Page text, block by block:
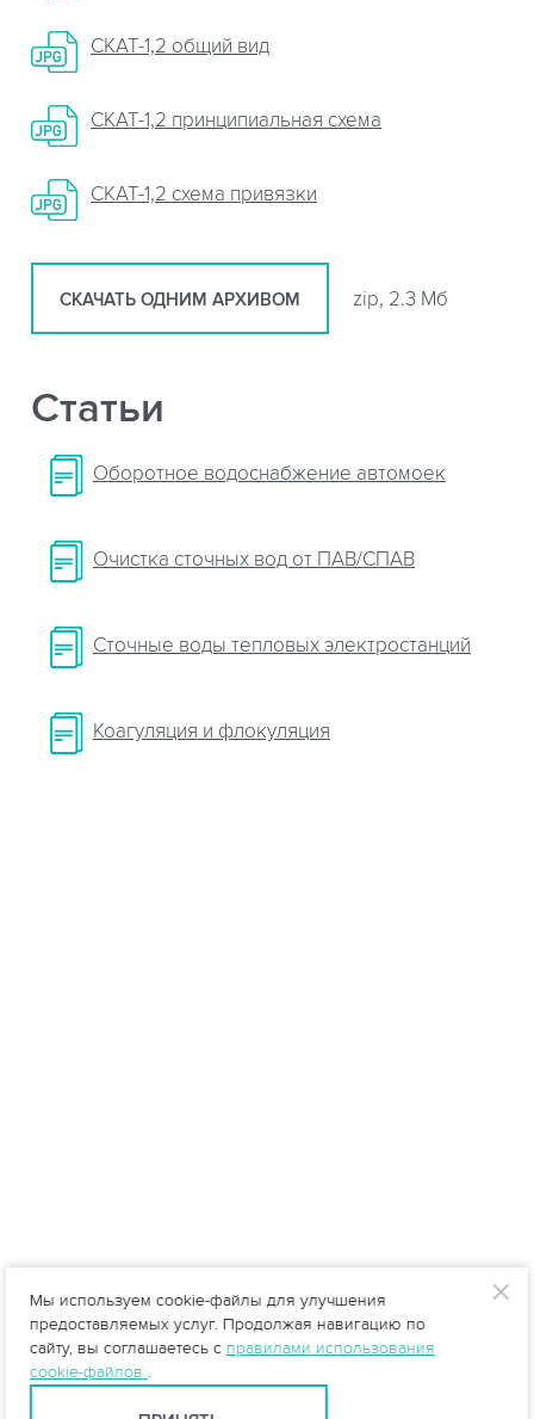
СКАТ-1,2 общий вид
СКАТ-1,2 принципиальная схема
СКАТ-1,2 схема привязки
СКАЧАТЬ ОДНИМ АРХИВОМ zip, 2.3 Мб
Статьи
Оборотное водоснабжение автомоек
Очистка сточных вод от ПАВ/СПАВ
Сточные воды тепловых электростанций
Коагуляция и флокуляция
Мы используем cookie-файлы для улучшения
предоставляемых услуг. Продолжая навигацию по
сайту, вы соглашаетесь с правилами использования
cookie-файлов .